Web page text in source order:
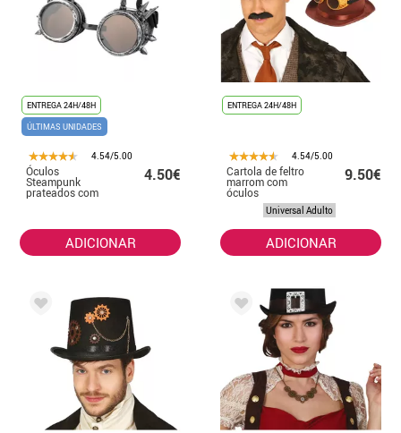
ENTREGA 24H/48H
ÚLTIMAS UNIDADES
4.54/5.00
Óculos
Steampunk
prateados com
pontas
4.50€
ADICIONAR
ENTREGA 24H/48H
4.54/5.00
Cartola de feltro
marrom com
óculos
9.50€
Universal Adulto
ADICIONAR